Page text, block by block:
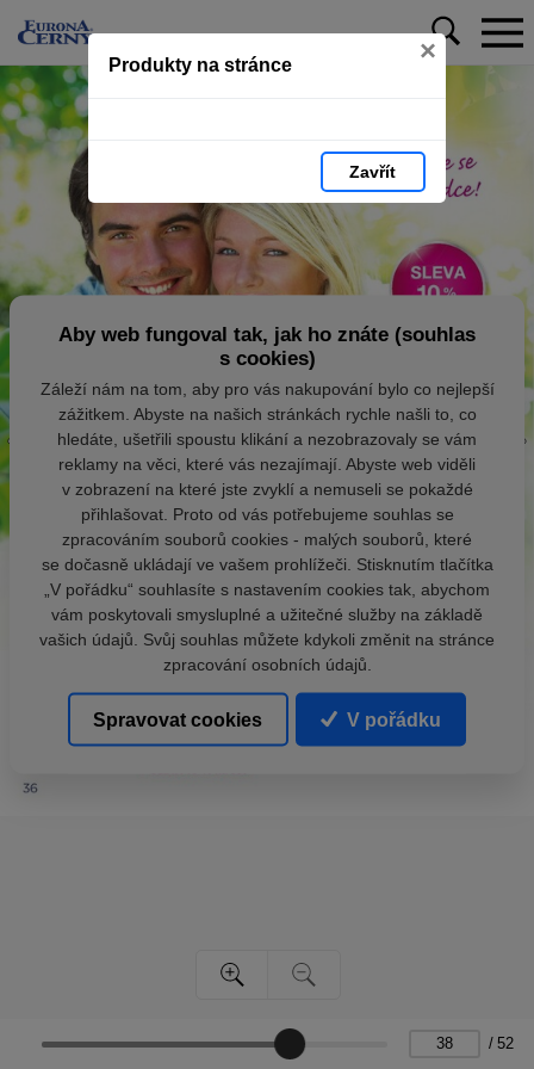
Produkty na stránce ×
Zavřít
/ 52
Aby web fungoval tak, jak ho znáte (souhlas
s cookies)
Záleží nám na tom, aby pro vás nakupování bylo co nejlepší
zážitkem. Abyste na našich stránkách rychle našli to, co
hledáte, ušetřili spoustu klikání a nezobrazovaly se vám
reklamy na věci, které vás nezajímají. Abyste web viděli
v zobrazení na které jste zvyklí a nemuseli se pokaždé
přihlašovat. Proto od vás potřebujeme souhlas se
zpracováním souborů cookies - malých souborů, které
se dočasně ukládají ve vašem prohlížeči. Stisknutím tlačítka
„V pořádku“ souhlasíte s nastavením cookies tak, abychom
vám poskytovali smysluplné a užitečné služby na základě
vašich údajů. Svůj souhlas můžete kdykoli změnit na stránce
zpracování osobních údajů.
Spravovat cookies V pořádku